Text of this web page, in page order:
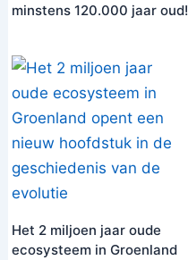
minstens 120.000 jaar oud!
Het 2 miljoen jaar oude
ecosysteem in Groenland